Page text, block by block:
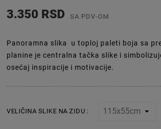
3.350 RSD SA PDV-OM
Panoramna slika u toploj paleti boja sa
planine je centralna tačka slike i
osećaj inspiracije i motivacije.
VELIČINA SLIKE NA ZIDU :